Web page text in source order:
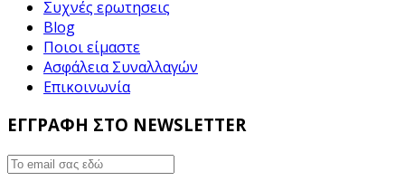
Συχνές ερωτησεις
Blog
Ποιοι είμαστε
Ασφάλεια Συναλλαγών
Επικοινωνία
ΕΓΓΡΑΦΗ ΣΤΟ NEWSLETTER